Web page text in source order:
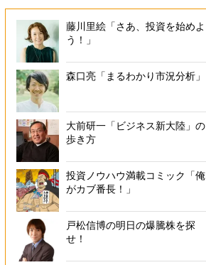
藤川里絵「さあ、投資を始めよ
う！」
森口亮「まるわかり市況分析」
大前研一「ビジネス新大陸」の
歩き方
投資ノウハウ満載コミック「俺
がカブ番長！」
戸松信博の明日の爆騰株を探
せ！